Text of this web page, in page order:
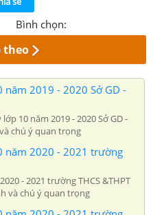
Bình chọn:
theo
2019 - 2020 Sở GD -
10 năm 2019 - 2020 Sở GD -
chú ý quan trọng
năm 2020 - 2021 trường
- 2021 trường THCS &THPT
và chú ý quan trọng